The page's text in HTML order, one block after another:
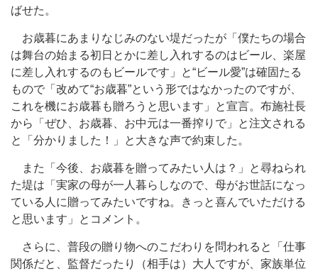
ばせた。
お歳暮にあまりなじみのない堤だったが「僕たちの場合
は舞台の始まる初日とかに差し入れするのはビール、楽屋
に差し入れするのもビールです」と“ビール愛”は確固たる
もので「改めて“お歳暮”という形ではなかったのですが、
これを機にお歳暮も贈ろうと思います」と宣言。布施社長
から「ぜひ、お歳暮、お中元は一番搾りで」と注文される
と「分かりました！」と大きな声で約束した。
また「今後、お歳暮を贈ってみたい人は？」と尋ねられ
た堤は「実家の母が一人暮らしなので、母がお世話になっ
ている人に贈ってみたいですね。きっと喜んでいただける
と思います」とコメント。
さらに、普段の贈り物へのこだわりを問われると「仕事
関係だと、監督だったり（相手は）大人ですが、家族単位